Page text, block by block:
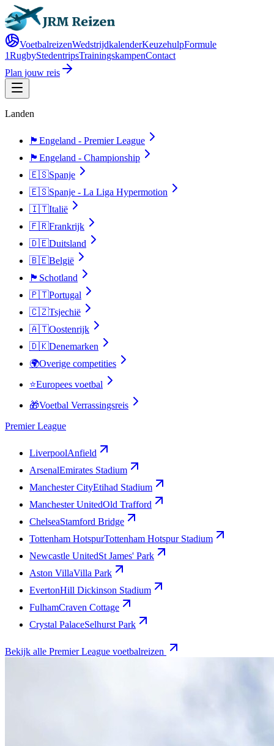
VoetbalreizenWedstrijdkalenderKeuzehulpFormule
1RugbyStedentripsTrainingskampenContact
Plan jouw reis
Landen
🏴󠁧󠁢󠁥󠁮󠁧󠁿 Engeland - Premier League
🏴󠁧󠁢󠁥󠁮󠁧󠁿 Engeland - Championship
🇪🇸Spanje
🇪🇸Spanje - La Liga Hypermotion
🇮🇹Italië
🇫🇷Frankrijk
🇩🇪Duitsland
🇧🇪België
🏴󠁧󠁢󠁳󠁣󠁴󠁿 Schotland
🇵🇹Portugal
🇨🇿Tsjechië
🇦🇹Oostenrijk
🇩🇰Denemarken
🌍Overige competities
⭐Europees voetbal
🎁Voetbal Verrassingsreis
Premier League
LiverpoolAnfield
ArsenalEmirates Stadium
Manchester CityEtihad Stadium
Manchester UnitedOld Trafford
ChelseaStamford Bridge
Tottenham HotspurTottenham Hotspur Stadium
Newcastle UnitedSt James' Park
Aston VillaVilla Park
EvertonHill Dickinson Stadium
FulhamCraven Cottage
Crystal PalaceSelhurst Park
Bekijk alle Premier League voetbalreizen